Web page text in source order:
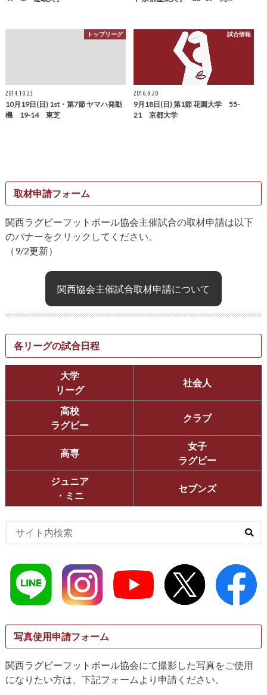
トップリーグ
2014.10.23
10月19日(日) 1st・第7節 ヤマハ発動
機 19-14 東芝
試合情報
2016.9.20
9月18日(日) 第1節 花園大学 55-
21 京都大学
取材申請フォーム
関西ラグビーフットボール協会主催試合の取材申請は以下
のバナーをクリックしてください。
（9/2更新）
関西協会主催試合取材申請について
各リーグの試合日程
大学
リーグ
社会人
高校
ラグビー
クラブ
高専
女子
ラグビー
ジュニア
・ミニ
セブンズ
写真使用申請フォーム
関西ラグビーフットボール協会にて撮影した写真をご使用
になりたい方は、下記フォームより申請ください。